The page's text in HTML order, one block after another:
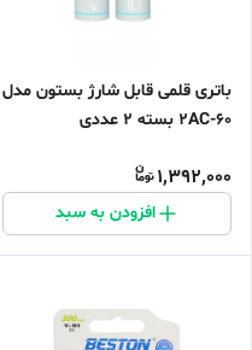
باتری قلمی قابل شارژ بستون مدل
2AC-60 بسته ۲ عددی
1,392,000
افزودن به سبد